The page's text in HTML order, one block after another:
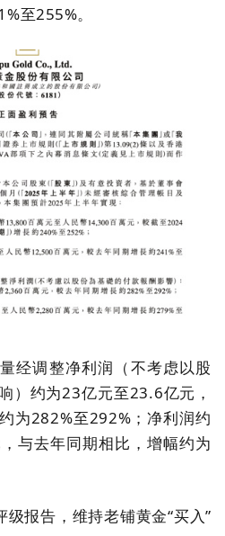
至255%。
经调整净利润 （不考虑以股
） 约为23亿元至23.6亿元，
为282%至292%；净利润约
与去年同期相比，增幅约为
级报告，维持老铺黄金“买入”